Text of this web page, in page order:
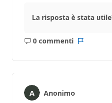
La risposta è stata
0 commenti
Nessun
Anonimo